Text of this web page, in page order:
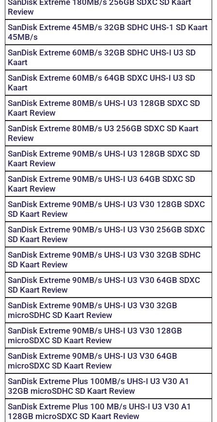
SanDisk Extreme 180MB/s 256GB SDXC SD Kaart
Review
SanDisk Extreme 45MB/s 32GB SDHC UHS-1 SD Kaart
45MB/s
SanDisk Extreme 60MB/s 32GB SDHC UHS-I U3 SD
Kaart
SanDisk Extreme 60MB/s 64GB SDXC UHS-I U3 SD
Kaart
SanDisk Extreme 80MB/s UHS-I U3 128GB SDXC SD
Kaart Review
SanDisk Extreme 80MB/s U3 256GB SDXC SD Kaart
Review
SanDisk Extreme 90MB/s UHS-I U3 128GB SDXC SD
Kaart Review
SanDisk Extreme 90MB/s UHS-I U3 64GB SDXC SD
Kaart Review
SanDisk Extreme 90MB/s UHS-I U3 V30 128GB SDXC
SD Kaart Review
SanDisk Extreme 90MB/s UHS-I U3 V30 256GB SDXC
SD Kaart Review
SanDisk Extreme 90MB/s UHS-I U3 V30 32GB SDHC
SD Kaart Review
SanDisk Extreme 90MB/s UHS-I U3 V30 64GB SDXC
SD Kaart Review
SanDisk Extreme 90MB/s UHS-I U3 V30 32GB
microSDHC SD Kaart Review
SanDisk Extreme 90MB/s UHS-I U3 V30 128GB
microSDXC SD Kaart Review
SanDisk Extreme 90MB/s UHS-I U3 V30 64GB
microSDXC SD Kaart Review
SanDisk Extreme Plus 100MB/s UHS-I U3 V30 A1
32GB microSDHC SD Kaart Review
SanDisk Extreme Plus 100 MB/s UHS-I U3 V30 A1
128GB microSDXC SD Kaart Review